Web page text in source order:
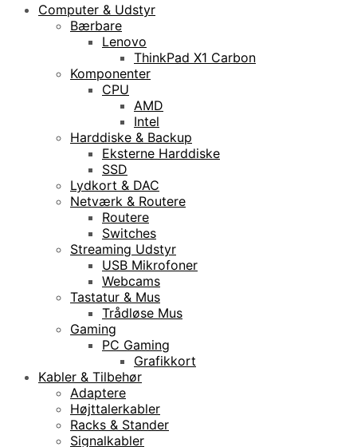
Computer & Udstyr
Bærbare
Lenovo
ThinkPad X1 Carbon
Komponenter
CPU
AMD
Intel
Harddiske & Backup
Eksterne Harddiske
SSD
Lydkort & DAC
Netværk & Routere
Routere
Switches
Streaming Udstyr
USB Mikrofoner
Webcams
Tastatur & Mus
Trådløse Mus
Gaming
PC Gaming
Grafikkort
Kabler & Tilbehør
Adaptere
Højttalerkabler
Racks & Stander
Signalkabler